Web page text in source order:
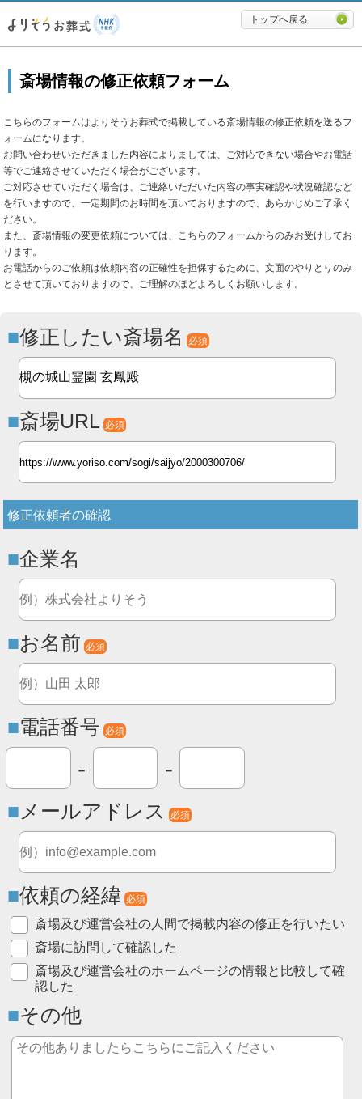
必要最低限に絞ったよりそうお
トップへ戻る
斎場情報の修正依頼フォーム
こちらのフォームはよりそうお葬式で掲載している斎場情報の修正依頼を送るフ
ォームになります。
お問い合わせいただきました内容によりましては、ご対応できない場合やお電話
等でご連絡させていただく場合がございます。
ご対応させていただく場合は、ご連絡いただいた内容の事実確認や状況確認など
を行いますので、一定期間のお時間を頂いておりますので、あらかじめご了承く
ださい。
また、斎場情報の変更依頼については、こちらのフォームからのみお受けしてお
ります。
お電話からのご依頼は依頼内容の正確性を担保するために、文面のやりとりのみ
とさせて頂いておりますので、ご理解のほどよろしくお願いします。
修正したい斎場名 必須
斎場URL 必須
修正依頼者の確認
企業名
お名前 必須
電話番号 必須
- -
メールアドレス 必須
依頼の経緯 必須
斎場及び運営会社の人間で掲載内容の修正を行いたい
斎場に訪問して確認した
斎場及び運営会社のホームページの情報と比較して確
認した
その他